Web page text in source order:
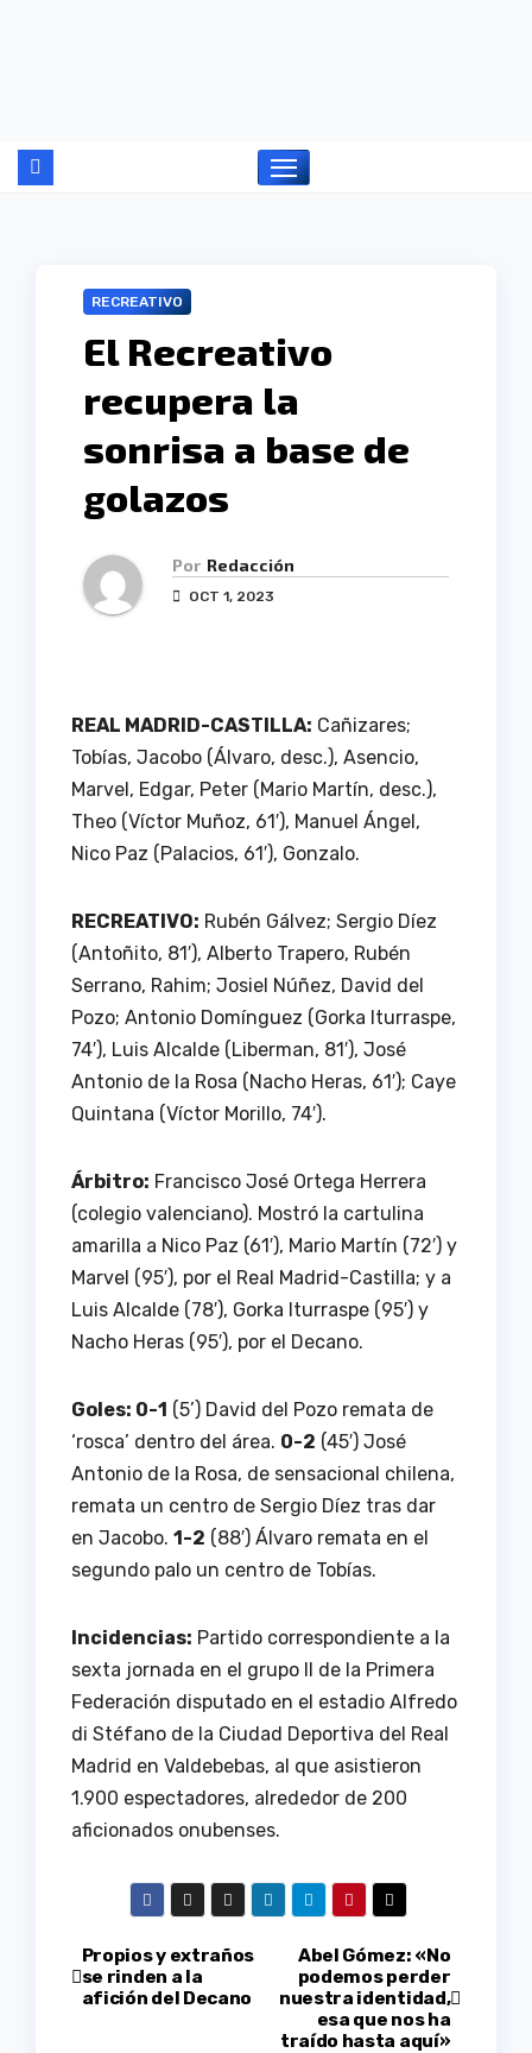
RECREATIVO
El Recreativo
recupera la
sonrisa a base de
golazos
Por Redacción
OCT 1, 2023
REAL MADRID-CASTILLA: Cañizares;
Tobías, Jacobo (Álvaro, desc.), Asencio,
Marvel, Edgar, Peter (Mario Martín, desc.),
Theo (Víctor Muñoz, 61′), Manuel Ángel,
Nico Paz (Palacios, 61′), Gonzalo.
RECREATIVO: Rubén Gálvez; Sergio Díez
(Antoñito, 81′), Alberto Trapero, Rubén
Serrano, Rahim; Josiel Núñez, David del
Pozo; Antonio Domínguez (Gorka Iturraspe,
74′), Luis Alcalde (Liberman, 81′), José
Antonio de la Rosa (Nacho Heras, 61′); Caye
Quintana (Víctor Morillo, 74′).
Árbitro: Francisco José Ortega Herrera
(colegio valenciano). Mostró la cartulina
amarilla a Nico Paz (61′), Mario Martín (72′) y
Marvel (95′), por el Real Madrid-Castilla; y a
Luis Alcalde (78′), Gorka Iturraspe (95′) y
Nacho Heras (95′), por el Decano.
Goles: 0-1 (5’) David del Pozo remata de
‘rosca’ dentro del área. 0-2 (45′) José
Antonio de la Rosa, de sensacional chilena,
remata un centro de Sergio Díez tras dar
en Jacobo. 1-2 (88′) Álvaro remata en el
segundo palo un centro de Tobías.
Incidencias: Partido correspondiente a la
sexta jornada en el grupo II de la Primera
Federación disputado en el estadio Alfredo
di Stéfano de la Ciudad Deportiva del Real
Madrid en Valdebebas, al que asistieron
1.900 espectadores, alrededor de 200
aficionados onubenses.
Navegación
de
Abel Gómez: «No
podemos perder
nuestra identidad,
esa que nos ha
traído hasta aquí»
Propios y extraños
se rinden a la
afición del Decano